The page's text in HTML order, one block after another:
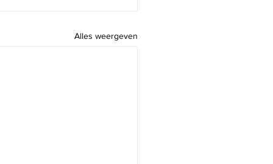
Alles weergeven